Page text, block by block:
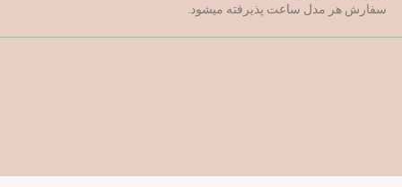
سفارش هر مدل ساعت پذیرفته میشود.